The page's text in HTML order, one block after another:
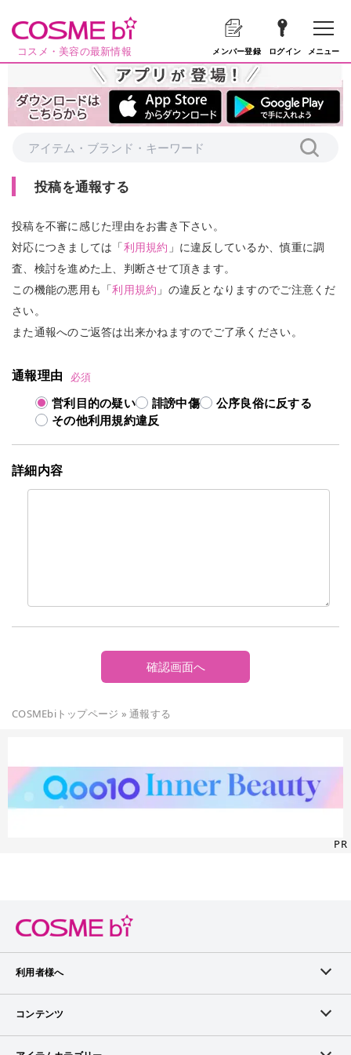
コスメ・美容の最新情報 メンバー登録 ログイン メニュー
投稿を通報する
投稿を不審に感じた理由をお書き下さい。
対応につきましては「利用規約 」に違反しているか、慎重に調
査、検討を進めた上、判断させて頂きます。
この機能の悪用も「利用規約 」の違反となりますのでご注意くだ
さい。
また通報へのご返答は出来かねますのでご了承ください。
通報理由 必須
営利目的の疑い 誹謗中傷
公序良俗に反する
その他利用規約違反
詳細内容
確認画面へ
COSMEbiトップページ »通報する
PR
利用者様へ
メンバーログイン
コンテンツ
ランキング